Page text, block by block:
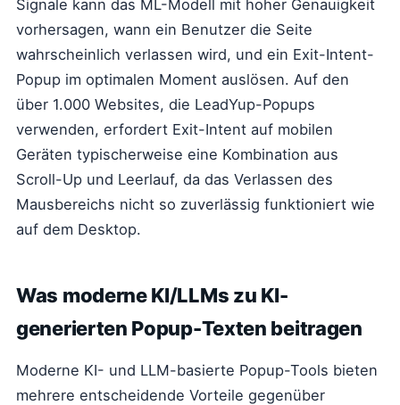
Signale kann das ML-Modell mit hoher Genauigkeit
vorhersagen, wann ein Benutzer die Seite
wahrscheinlich verlassen wird, und ein Exit-Intent-
Popup im optimalen Moment auslösen. Auf den
über 1.000 Websites, die LeadYup-Popups
verwenden, erfordert Exit-Intent auf mobilen
Geräten typischerweise eine Kombination aus
Scroll-Up und Leerlauf, da das Verlassen des
Mausbereichs nicht so zuverlässig funktioniert wie
auf dem Desktop.
Was moderne KI/LLMs zu KI-
generierten Popup-Texten beitragen
Moderne KI- und LLM-basierte Popup-Tools bieten
mehrere entscheidende Vorteile gegenüber